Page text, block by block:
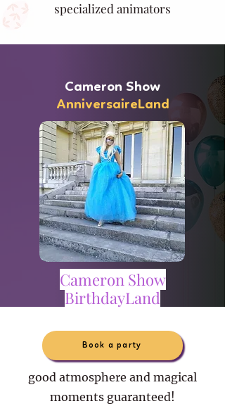
specialized animators
Cameron Show
AnniversaireLand
Cameron Show
BirthdayLand
Book a party
good atmosphere and magical
moments guaranteed!